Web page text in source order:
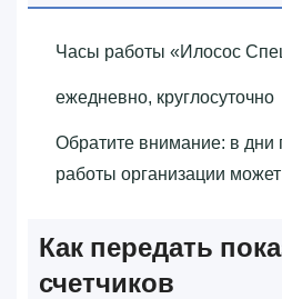
Часы работы «‎Илосос
ежедневно, круглосуточно
Обратите внимание: в дни
работы организации
Как передать
счетчиков